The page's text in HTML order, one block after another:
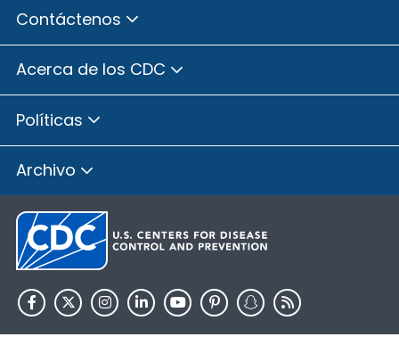
Contáctenos
Acerca de los CDC
Políticas
Archivo